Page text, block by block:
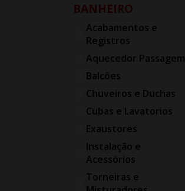
BANHEIRO
Acabamentos e
Registros
Aquecedor Passagem
Balcões
Chuveiros e Duchas
Cubas e Lavatorios
Exaustores
Instalação e
Acessórios
Torneiras e